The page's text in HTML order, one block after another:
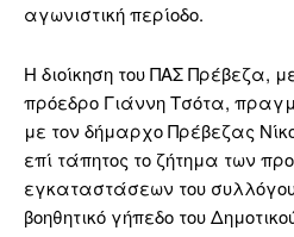
αγωνιστική περίοδο.
Η διοίκηση του ΠΑΣ Πρέβεζα,
πρόεδρο Γιάννη Τσότα,
με τον δήμαρχο Πρέβεζας
επί τάπητος το ζήτημα των
εγκαταστάσεων του
βοηθητικό γήπεδο του